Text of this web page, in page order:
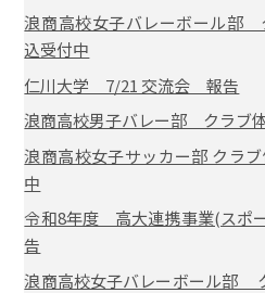
浪商高校女子バレーボール部
込受付中
仁川大学 7/21 交流会 報告
浪商高校男子バレー部 クラブ
浪商高校女子サッカー部 クラ
中
令和8年度 高大連携事業(スポ
告
浪商高校女子バレーボール部